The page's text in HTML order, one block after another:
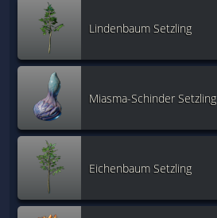
Lindenbaum Setzling
Miasma-Schinder Setzling
Eichenbaum Setzling